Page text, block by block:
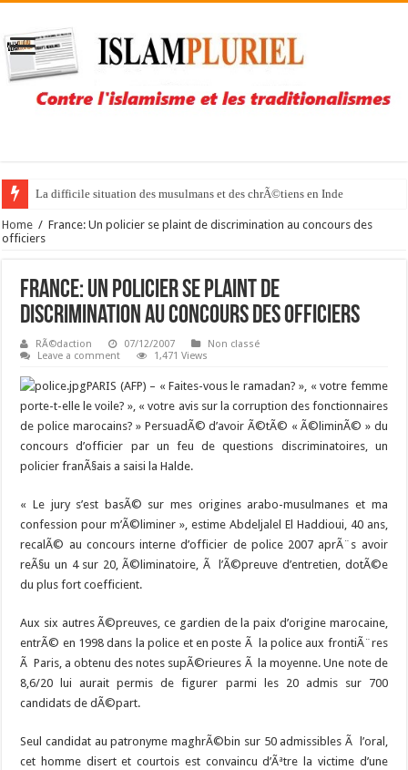
La difficile situation des musulmans et des chrÃ©tiens en Inde
Home / France: Un policier se plaint de discrimination au concours des
officiers
France: Un policier se plaint de
discrimination au concours des officiers
RÃ©daction 07/12/2007
Non classé
Leave a comment
1,471 Views
PARIS (AFP) – « Faites-vous le ramadan? », « votre femme
porte-t-elle le voile? », « votre avis sur la corruption des fonctionnaires
de police marocains? » PersuadÃ© d’avoir Ã©tÃ© « Ã©liminÃ© » du
concours d’officier par un feu de questions discriminatoires, un
policier franÃ§ais a saisi la Halde.
« Le jury s’est basÃ© sur mes origines arabo-musulmanes et ma
confession pour m’Ã©liminer », estime Abdeljalel El Haddioui, 40 ans,
recalÃ© au concours interne d’officier de police 2007 aprÃ¨s avoir
reÃ§u un 4 sur 20, Ã©liminatoire, Ã l’Ã©preuve d’entretien, dotÃ©e
du plus fort coefficient.
Aux six autres Ã©preuves, ce gardien de la paix d’origine marocaine,
entrÃ© en 1998 dans la police et en poste Ã la police aux frontiÃ¨res
Ã Paris, a obtenu des notes supÃ©rieures Ã la moyenne. Une note de
8,6/20 lui aurait permis de figurer parmi les 20 admis sur 700
candidats de dÃ©part.
Seul candidat au patronyme maghrÃ©bin sur 50 admissibles Ã l’oral,
cet homme disert et courtois est convaincu d’Ãªtre la victime d’une